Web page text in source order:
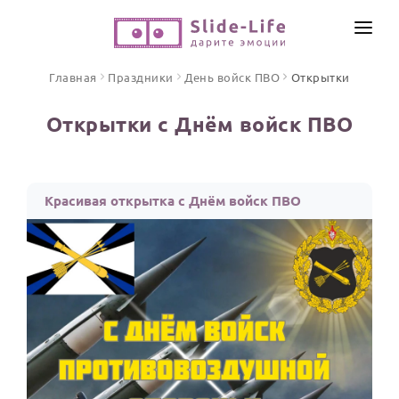
Песни поздравления
Открытки
Стихи и тексты
ПРАЗДНИКИ
С Днем рождения
Юбилей
ИНСТРУМЕНТЫ
ОТЗЫВЫ
Главная Праздники День войск ПВО Открытки
Открытки с Днём войск ПВО
Красивая открытка с Днём войск ПВО